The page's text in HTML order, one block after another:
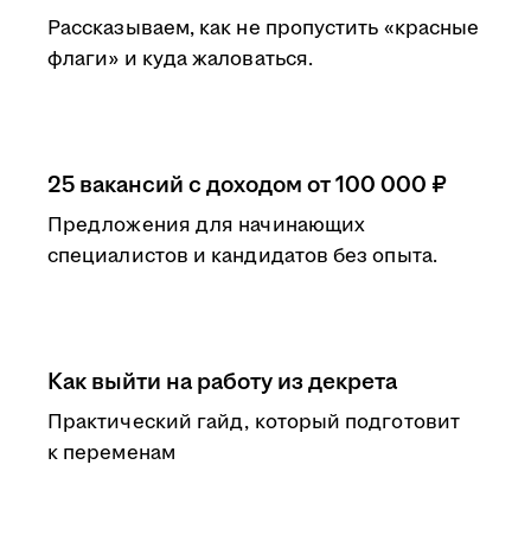
Рассказываем, как не пропустить «красные
флаги» и куда жаловаться.
25 вакансий с доходом от 100 000 ₽
Предложения для начинающих
специалистов и кандидатов без опыта.
Как выйти на работу из декрета
Практический гайд, который подготовит
к переменам